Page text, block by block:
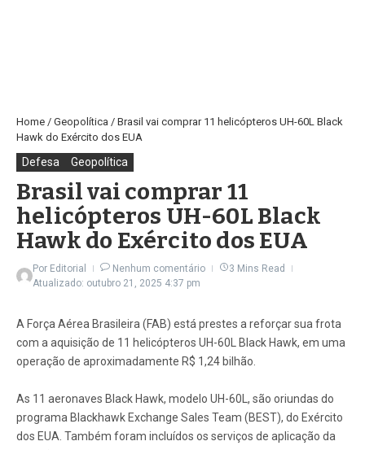
Home / Geopolítica / Brasil vai comprar 11 helicópteros UH-60L Black
Hawk do Exército dos EUA
Defesa Geopolítica
Brasil vai comprar 11
helicópteros UH-60L Black
Hawk do Exército dos EUA
Por Editorial Nenhum comentário
3 Mins Read
Atualizado: outubro 21, 2025 4:37 pm
A Força Aérea Brasileira (FAB) está prestes a reforçar sua frota
com a aquisição de 11 helicópteros UH-60L Black Hawk, em uma
operação de aproximadamente R$ 1,24 bilhão.
As 11 aeronaves Black Hawk, modelo UH-60L, são oriundas do
programa Blackhawk Exchange Sales Team (BEST), do Exército
dos EUA. Também foram incluídos os serviços de aplicação da